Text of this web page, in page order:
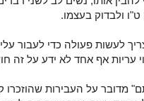
ולבדוק בעצמו.
לעשות פעולה כדי לעבור
עריות אף אחד לא ידע על זה
מדובר על העבירות שהוזכרו